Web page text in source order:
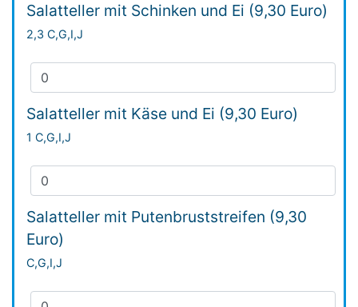
Salatteller mit Schinken und Ei (9,30 Euro)
2,3 C,G,I,J
Salatteller mit Käse und Ei (9,30 Euro)
1 C,G,I,J
Salatteller mit Putenbruststreifen (9,30
Euro)
C,G,I,J